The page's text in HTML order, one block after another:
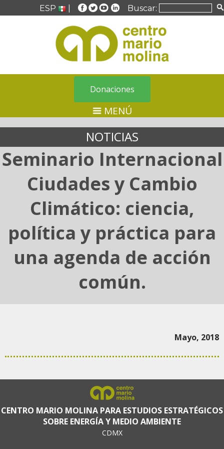
ESP Buscar:
Donaciones
MENÚ
NOTICIAS
Seminario Internacional
Ciudades y Cambio
Climático: ciencia,
política y práctica para
una agenda de acción
común.
Mayo, 2018
CENTRO MARIO MOLINA PARA ESTUDIOS ESTRATÉGICOS
SOBRE ENERGÍA Y MEDIO AMBIENTE
CDMX